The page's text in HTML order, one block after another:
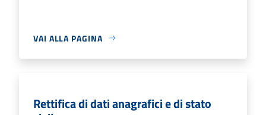
VAI ALLA PAGINA
Rettifica di dati anagrafici e di stato